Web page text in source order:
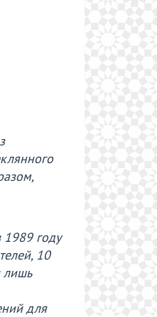
1989 году
10
лишь
для